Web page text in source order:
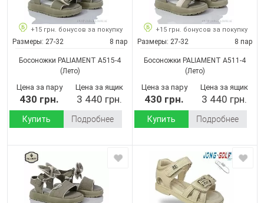
+15 грн. бонусов за покупку
Размеры: 27-32 8 пар
Босоножки PALIAMENT A515-4
(Лето)
Цена за пару
430 грн.
Цена за ящик
3 440 грн.
Купить Подробнее
+15 грн. бонусов за покупку
Размеры: 27-32 8 пар
Босоножки PALIAMENT A511-4
(Лето)
Цена за пару
430 грн.
Цена за ящик
3 440 грн.
Купить Подробнее